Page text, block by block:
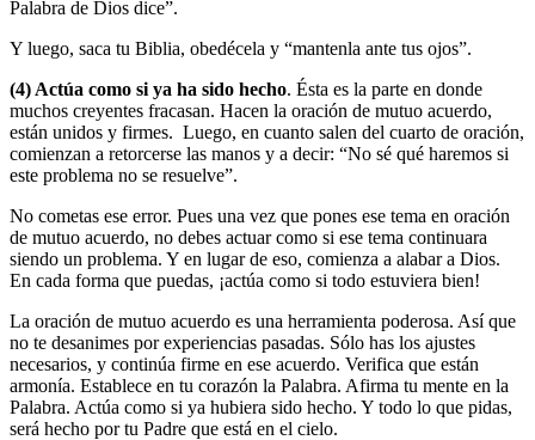
Palabra de Dios dice”.
Y luego, saca tu Biblia, obedécela y “mantenla ante tus ojos”.
(4) Actúa como si ya ha sido hecho. Ésta es la parte en donde
muchos creyentes fracasan. Hacen la oración de mutuo acuerdo,
están unidos y firmes. Luego, en cuanto salen del cuarto de oración,
comienzan a retorcerse las manos y a decir: “No sé qué haremos si
este problema no se resuelve”.
No cometas ese error. Pues una vez que pones ese tema en oración
de mutuo acuerdo, no debes actuar como si ese tema continuara
siendo un problema. Y en lugar de eso, comienza a alabar a Dios.
En cada forma que puedas, ¡actúa como si todo estuviera bien!
La oración de mutuo acuerdo es una herramienta poderosa. Así que
no te desanimes por experiencias pasadas. Sólo has los ajustes
necesarios, y continúa firme en ese acuerdo. Verifica que están
armonía. Establece en tu corazón la Palabra. Afirma tu mente en la
Palabra. Actúa como si ya hubiera sido hecho. Y todo lo que pidas,
será hecho por tu Padre que está en el cielo.